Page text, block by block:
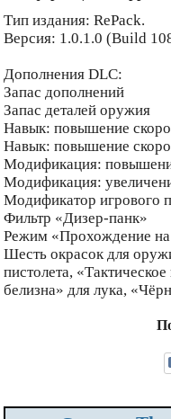
Тип издания: RePack.
Версия: 1.0.1.0 (Build
Дополнения DLC:
Запас дополнений
Запас деталей оружия
Навык: повышение
Навык: повышение
Модификация:
Модификация:
Модификатор игрового
Фильтр «Дизер-панк»
Режим «Прохождение на
Шесть окрасок для
пистолета,
белизна» для лука,